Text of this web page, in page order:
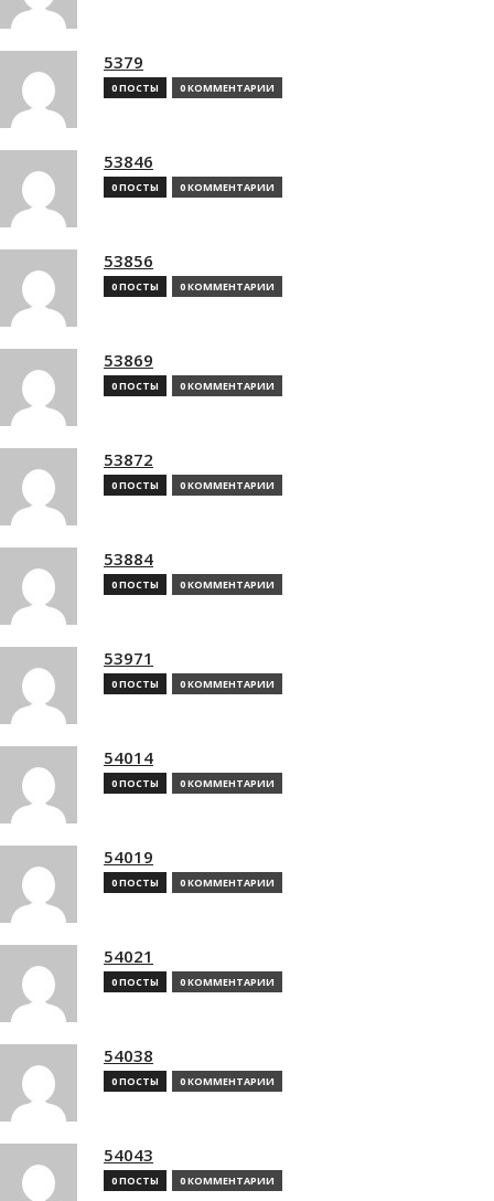
5379
0 ПОСТЫ 0 КОММЕНТАРИИ
53846
0 ПОСТЫ 0 КОММЕНТАРИИ
53856
0 ПОСТЫ 0 КОММЕНТАРИИ
53869
0 ПОСТЫ 0 КОММЕНТАРИИ
53872
0 ПОСТЫ 0 КОММЕНТАРИИ
53884
0 ПОСТЫ 0 КОММЕНТАРИИ
53971
0 ПОСТЫ 0 КОММЕНТАРИИ
54014
0 ПОСТЫ 0 КОММЕНТАРИИ
54019
0 ПОСТЫ 0 КОММЕНТАРИИ
54021
0 ПОСТЫ 0 КОММЕНТАРИИ
54038
0 ПОСТЫ 0 КОММЕНТАРИИ
54043
0 ПОСТЫ 0 КОММЕНТАРИИ